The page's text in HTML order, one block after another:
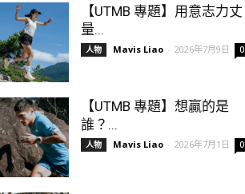
【UTMB 專題】用意志力丈
量...
人物 Mavis Liao - 2026年7月9日 0
【UTMB 專題】想贏的是
誰？...
人物 Mavis Liao - 2026年7月1日 0